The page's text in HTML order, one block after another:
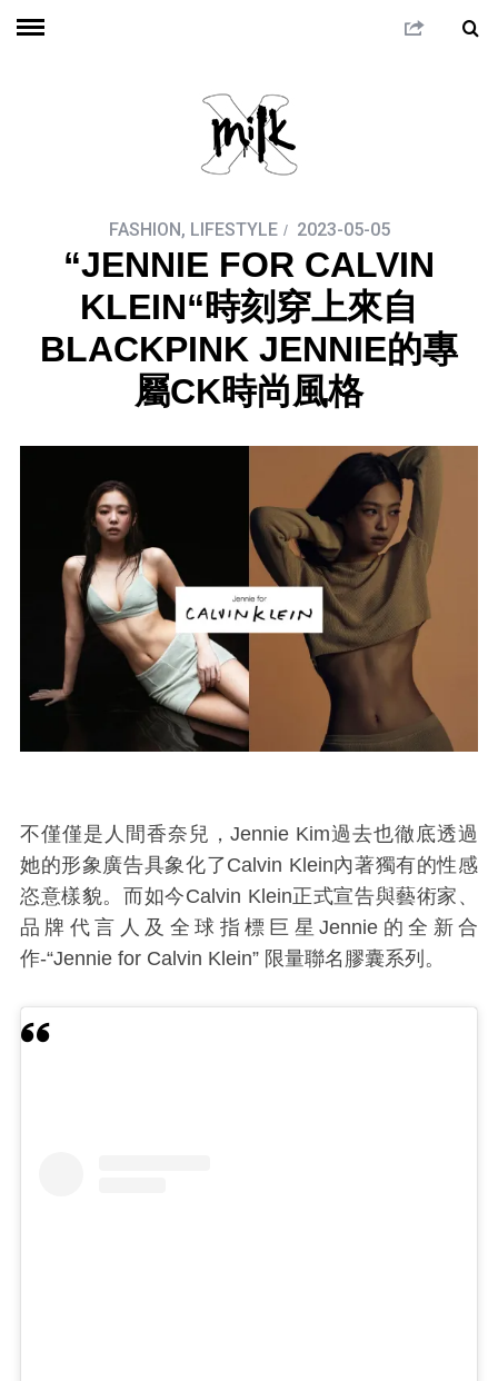
FASHION, LIFESTYLE 2023-05-05
“JENNIE FOR CALVIN
KLEIN“時刻穿上來自
BLACKPINK JENNIE的專
屬CK時尚風格
不僅僅是人間香奈兒，Jennie Kim過去也徹底透過
她的形象廣告具象化了Calvin Klein內著獨有的性感
恣意樣貌。而如今Calvin Klein正式宣告與藝術家、
品牌代言人及全球指標巨星Jennie的全新合
作-“Jennie for Calvin Klein”限量聯名膠囊系列。